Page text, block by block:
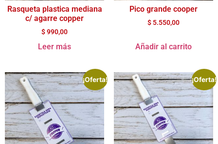
Rasqueta plastica mediana
c/ agarre copper
$990,00
Leer más
Pico grande cooper
$ 5.550,00
Añadir al carrito
¡Oferta! ¡Oferta!